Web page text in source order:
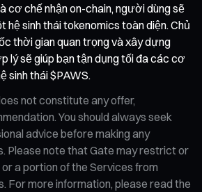
cơ chế nhận on-chain, người dùng sẽ
sinh thái tokenomics toàn diện. Chủ
thời gian quan trọng và xây dựng
lý sẽ giúp bạn tận dụng tối đa các cơ
sinh thái $PAWS.
not constitute any offer,
You should always seek
advice before making any
Please note that Gate may restrict or
a portion of the Services from
For more information, please read the